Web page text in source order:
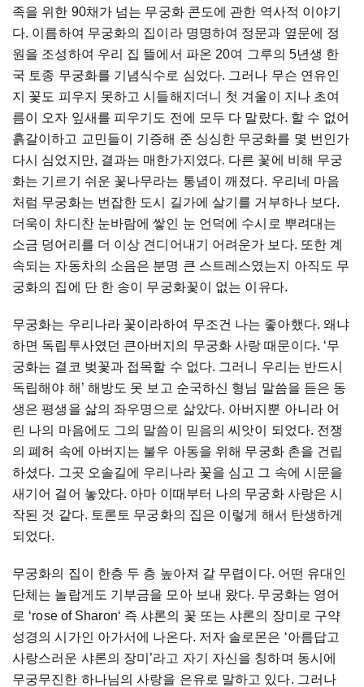
족을 위한 90채가 넘는 무궁화 콘도에 관한 역사적 이야기
다. 이름하여 무궁화의 집이라 명명하여 정문과 옆문에 정
원을 조성하여 우리 집 뜰에서 파온 20여 그루의 5년생 한
국 토종 무궁화를 기념식수로 심었다. 그러나 무슨 연유인
지
꽃도 피우지 못하고 시들해지더니 첫 겨울이 지나 초여
름이
오자 잎새를 피우기도 전에 모두 다 말랐다. 할 수 없어
흙갈이하고 교민들이 기증해 준 싱싱한 무궁화를 몇 번인가
다시
심었지만, 결과는 매한가지였다. 다른 꽃에 비해 무궁
화는 기르기 쉬운 꽃나무라는 통념이 깨졌다. 우리네 마음
처럼 무궁화는 번잡한 도시 길가에 살기를 거부하나 보다.
더욱이
차디찬 눈바람에 쌓인 눈 언덕에 수시로 뿌려대는
소금 덩어리를 더 이상 견디어내기 어려운가 보다. 또한 계
속되는 자동차의 소음은 분명 큰 스트레스였는지 아직도 무
궁화의 집에 단 한 송이 무궁화꽃이 없는 이유다.
무궁화는 우리나라 꽃이라하여 무조건 나는 좋아했다. 왜냐
하면 독립투사였던 큰아버지의 무궁화 사랑 때문이다. ‘무
궁화는 결코 벚꽃과 접목할 수 없다. 그러니 우리는 반드시
독립해야 해 ’ 해방도 못 보고 순국하신 형님 말씀을 듣은 동
생은 평생을 삶의 좌우명으로 삶았다. 아버지뿐 아니라 어
린 나의 마음에도 그의 말씀이 믿음의 씨앗이 되었다. 전쟁
의 폐허 속에 아버지는 불우 아동을 위해 무궁화 촌을 건립
하셨다. 그곳 오솔길에 우리나라 꽃을 심고 그 속에 시문을
새기어 걸어 놓았다. 아마 이때부터 나의 무궁화 사랑은 시
작된 것 같다. 토론토 무궁화의 집은 이렇게 해서 탄생하게
되었다.
무궁화의 집이 한층 두 층 높아져 갈 무렵이다. 어떤 유대인
단체는 놀랍게도 기부금을 모아 보내 왔다. 무궁화는 영어
로 ‘rose of Sharon‘ 즉 샤론의 꽃 또는 샤론의 장미로 구약
성경의 시가인 아가서에 나온다. 저자 솔로몬은 ‘아름답고
사랑스러운 샤론의 장미 ’라고 자기 자신을 칭하며 동시에
무궁무진한 하나님의 사랑을 은유로 말하고 있다. 그러나